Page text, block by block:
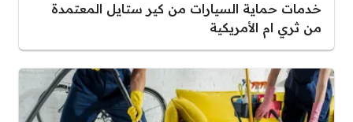
خدمات حماية السيارات من كير ستايل المعتمدة
من ثري ام الأمريكية